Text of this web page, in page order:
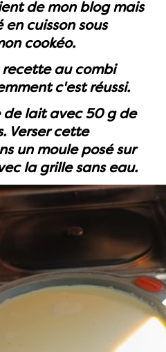
de mon blog mais
cuisson sous
cookéo.
au combi
c'est réussi.
de lait avec 50 g de
Verser cette
un moule posé sur
la grille sans eau.